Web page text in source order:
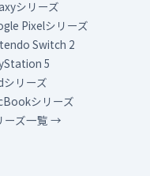
シリーズ
Pixelシリーズ
Switch 2
5
シリーズ
シリーズ
ーズ一覧 →